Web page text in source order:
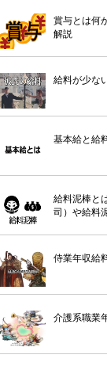
賞与とは何
解説
給料が少な
基本給と給
給料泥棒と
司）や給料
侍業年収給
介護系職業